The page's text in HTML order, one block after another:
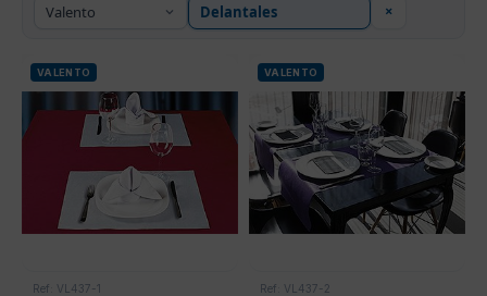
×
VALENTO
Ref: VL437-1
VALENTO
Ref: VL437-2